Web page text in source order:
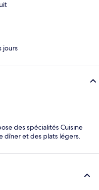
jours
des spécialités Cuisine
dîner et des plats légers.